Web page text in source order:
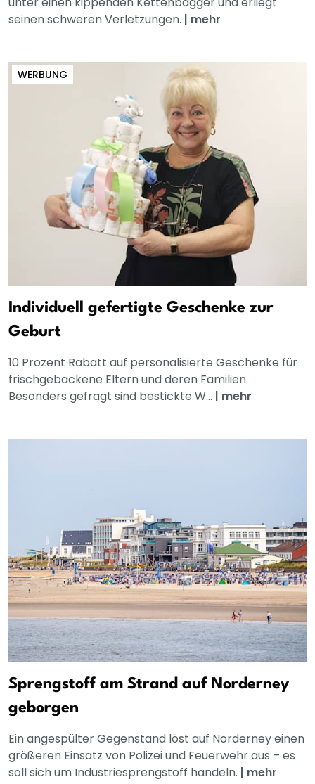
seinen schweren Verletzungen. | mehr
WERBUNG
Individuell gefertigte Geschenke zur
Geburt
10 Prozent Rabatt auf personalisierte Geschenke für
frischgebackene Eltern und deren Familien.
Besonders gefragt sind bestickte W... | mehr
Sprengstoff am Strand auf Norderney
geborgen
Ein angespülter Gegenstand löst auf Norderney einen
größeren Einsatz von Polizei und Feuerwehr aus – es
soll sich um Industriesprengstoff handeln. | mehr